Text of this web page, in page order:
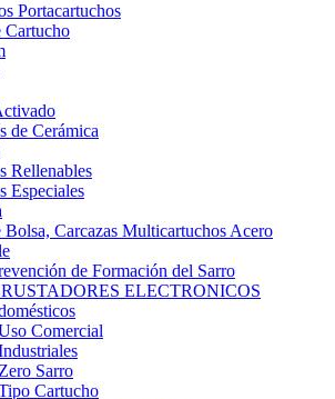
Portacartuchos
Cartucho
de Cerámica
Rellenables
Especiales
Bolsa, Carcazas Multicartuchos Acero
de Formación del Sarro
ELECTRONICOS
Comercial
Sarro
Cartucho